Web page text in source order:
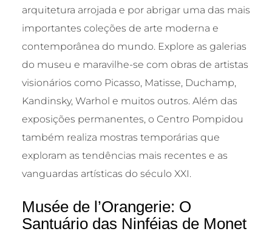
arquitetura arrojada e por abrigar uma das mais
importantes coleções de arte moderna e
contemporânea do mundo. Explore as galerias
do museu e maravilhe-se com obras de artistas
visionários como Picasso, Matisse, Duchamp,
Kandinsky, Warhol e muitos outros. Além das
exposições permanentes, o Centro Pompidou
também realiza mostras temporárias que
exploram as tendências mais recentes e as
vanguardas artísticas do século XXI.
Musée de l’Orangerie: O
Santuário das Ninféias de Monet